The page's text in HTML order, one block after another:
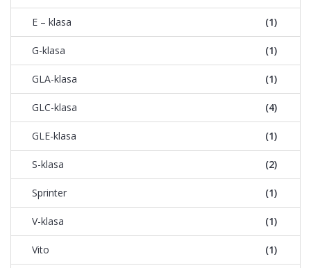
E – klasa (1)
G-klasa (1)
GLA-klasa (1)
GLC-klasa (4)
GLE-klasa (1)
S-klasa (2)
Sprinter (1)
V-klasa (1)
Vito (1)